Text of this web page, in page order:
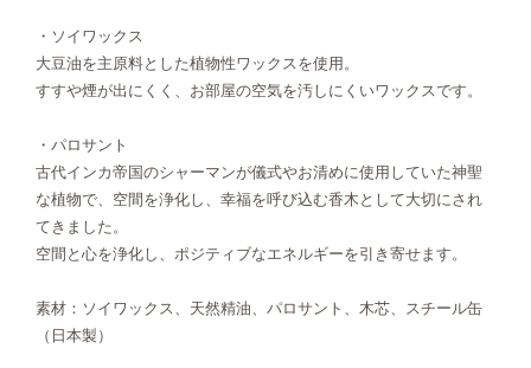
・ソイワックス
大豆油を主原料とした植物性ワックスを使用。
すすや煙が出にくく、お部屋の空気を汚しにくいワックスです。
・パロサント
古代インカ帝国のシャーマンが儀式やお清めに使用していた神聖
な植物で、空間を浄化し、幸福を呼び込む香木として大切にされ
てきました。
空間と心を浄化し、ポジティブなエネルギーを引き寄せます。
素材：ソイワックス、天然精油、パロサント、木芯、スチール缶
（日本製）